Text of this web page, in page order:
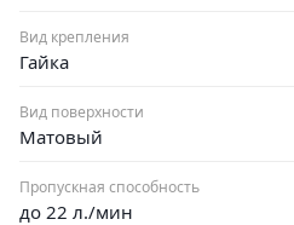
Вид крепления
Гайка
Вид поверхности
Матовый
Пропускная способность
до 22 л./мин